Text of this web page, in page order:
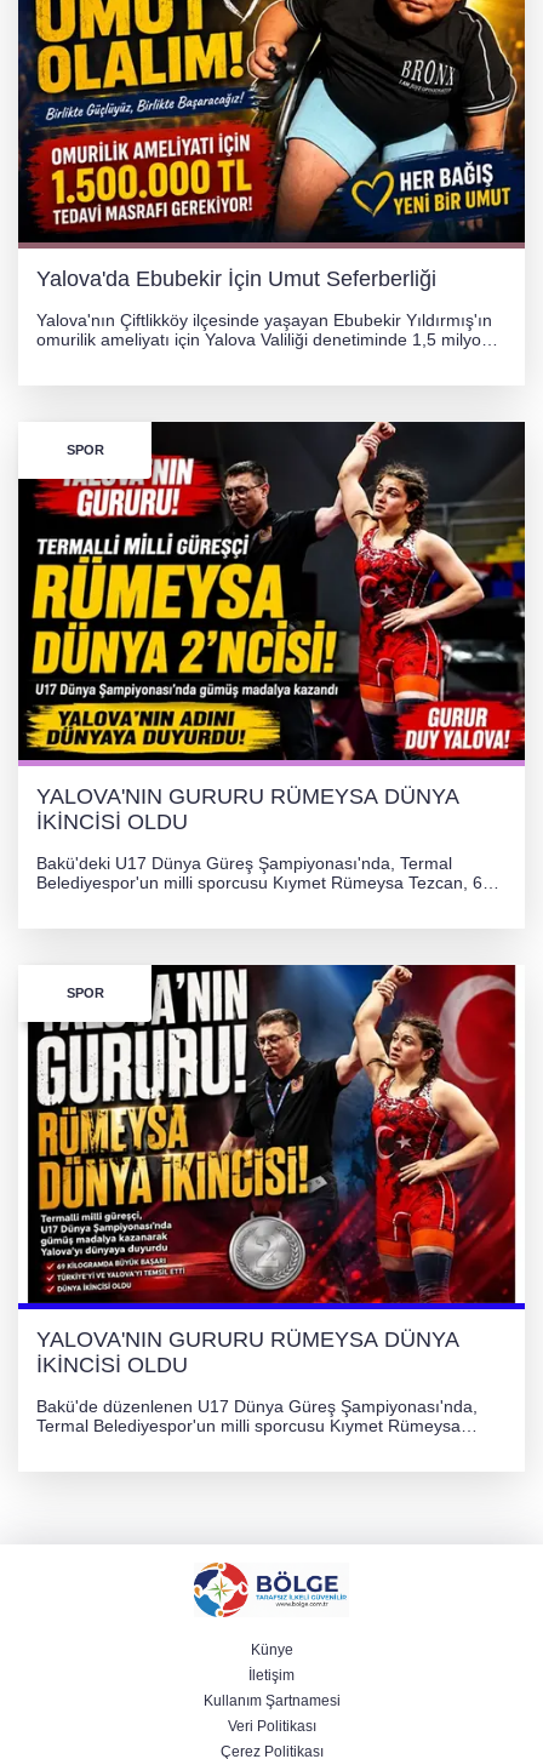
Yalova'da Ebubekir İçin Umut Seferberliği
Yalova'nın Çiftlikköy ilçesinde yaşayan Ebubekir Yıldırmış'ın
omurilik ameliyatı için Yalova Valiliği denetiminde 1,5 milyon
SPOR
YALOVA'NIN GURURU RÜMEYSA DÜNYA
İKİNCİSİ OLDU
Bakü'deki U17 Dünya Güreş Şampiyonası'nda, Termal
Belediyespor'un milli sporcusu Kıymet Rümeysa Tezcan, 69
SPOR
YALOVA'NIN GURURU RÜMEYSA DÜNYA
İKİNCİSİ OLDU
Bakü'de düzenlenen U17 Dünya Güreş Şampiyonası'nda,
Termal Belediyespor'un milli sporcusu Kıymet Rümeysa
Künye
İletişim
Kullanım Şartnamesi
Veri Politikası
Çerez Politikası